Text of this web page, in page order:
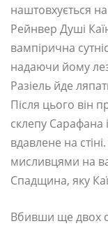
наштовхується
Рейнвер Душі
вампірична
надаючи йому
Разіель йде
Після цього він
склепу Сарафана
вдавлене на
мисливцями на
Спадщина, яку
Вбивши ще двох